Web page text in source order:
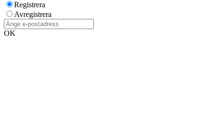
Registrera
Avregistrera
OK